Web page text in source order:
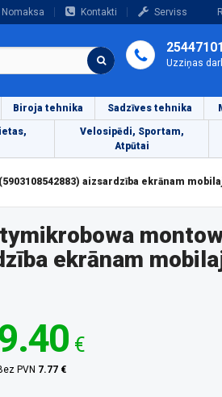
Nomaksa Kontakti Serviss
25447101
Uzziņas
Biroja tehnika Sadzīves tehnika
Velosipēdi, Sportam,
Atpūtai
aizsardzība ekrānam
ekrānam
€
PVN 7.77 €